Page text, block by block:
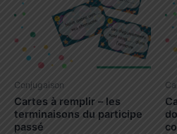
Conjugaison
Cartes à remplir – les
terminaisons du participe
passé